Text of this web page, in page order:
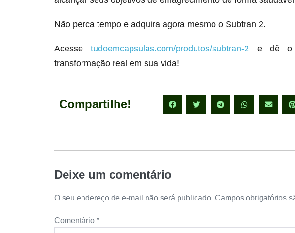
Não perca tempo e adquira agora mesmo o Subtran 2.
Acessetudoemcapsulas.com/produtos/subtran-2 e dê o
transformação real em sua vida!
Compartilhe!
Deixe um comentário
O seu endereço de e-mail não será publicado. Campos obrigatórios
Comentário *